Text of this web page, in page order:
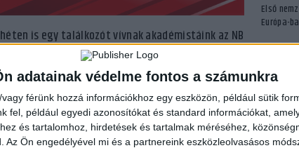
adatainak védelme fontos a számunkra
férünk hozzá információkhoz egy eszközön, például sütik
fel, például egyedi azonosítókat és standard információkat,
és tartalomhoz, hirdetések és tartalmak méréséhez,
Az Ön engedélyével mi és a partnereink eszközleolvasásos
is egy találkozót vívnak akadémistáink az NB
ellen lépnek pályára idegenben. A bajnoki
zárt kapuk mögött.
Első
Európa-